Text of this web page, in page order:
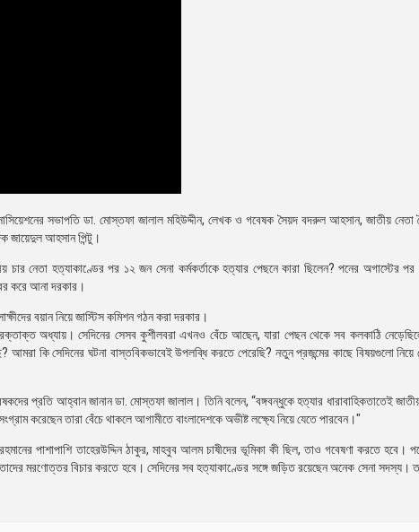
সভাপতি ডা. মোস্তফা জালাল মহিউদ্দীন, লেখক ও গবেষক সৈয়দ বদরুল আহসান, জাতীয় নেতা
জায়েদুল আহসান পিন্টু।
চার নেতা হত্যাকাণ্ডের পর ১২ জন সেনা কর্মকর্তাকে হত্যার পেছনে কারা ছিলেন? পনের অগাস্টের পর
করে আনা দরকার।
বয়ান নিয়ে জাস্টিস কমিশন গঠন করা দরকার।
অধ্যায়। সেদিনের সেসব কুশীলবরা এখনও বেঁচে আছেন, যারা পেছন থেকে সব কলকাঠি
কি সেদিনের ঘটনা বাস্তবিকভাবেই উপলব্ধি করতে পেরেছি? নতুন প্রজন্মের কাছে বিষয়গুলো নিয়ে
প্রতি আহ্বান জানান ডা. মোস্তফা জালাল। তিনি বলেন, “বঙ্গবন্ধুকে হত্যার ধারাবাহিকতাতেই
করেছেন তারা বেঁচে থাকলে আগামীতে বাংলাদেশকে অভীষ্ট লক্ষ্যে নিয়ে যেতে পারবেন।"
পাশাপাশি তাহেরউদ্দিন ঠাকুর, মাহবুব আলম চাষীদের ভূমিকা কী ছিল, তাও গবেষণা করতে হবে।
মরণোত্তর বিচার করতে হবে। সেদিনের সব হত্যাকাণ্ডের সঙ্গে জড়িত রয়েছেন অনেক সেনা সদস্য।